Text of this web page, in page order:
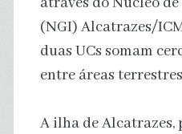
(NGI) Alcatrazes/
duas UCs somam
entre áreas
A ilha de